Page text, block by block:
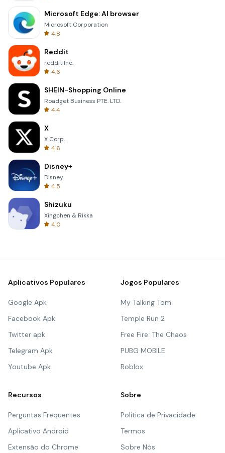
Microsoft Edge: AI browser
Microsoft Corporation
4.8
Reddit
reddit Inc.
4.6
SHEIN-Shopping Online
Roadget Business PTE. LTD.
4.4
X
X Corp.
4.6
Disney+
Disney
4.5
Shizuku
Xingchen & Rikka
4.0
Aplicativos Populares
Google Apk
Facebook Apk
Twitter apk
Telegram Apk
Youtube Apk
Jogos Populares
My Talking Tom
Temple Run 2
Free Fire: The Chaos
PUBG MOBILE
Roblox
Recursos
Perguntas Frequentes
Aplicativo Android
Extensão do Chrome
Sobre
Política de Privacidade
Termos
Sobre Nós